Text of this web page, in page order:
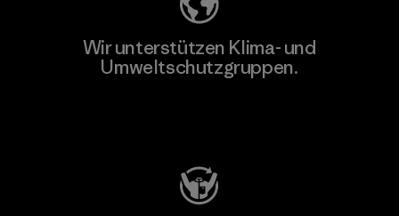
Wir unterstützen Klima- und
Umweltschutzgruppen.